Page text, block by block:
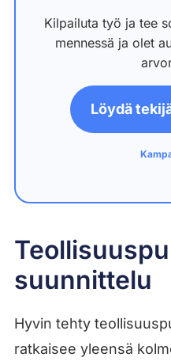
Kilpailuta työ ja tee
mennessä ja olet
Löydä
suunnittelu
Hyvin tehty
ratkaisee yleensä